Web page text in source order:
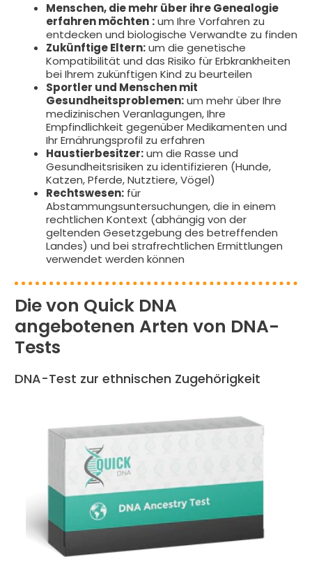
Menschen, die mehr über ihre Genealogie
erfahren möchten :um Ihre Vorfahren zu
entdecken und biologische Verwandte zu finden
Zukünftige Eltern:um die genetische
Kompatibilität und das Risiko für Erbkrankheiten
bei Ihrem zukünftigen Kind zu beurteilen
Sportler und Menschen mit
Gesundheitsproblemen:um mehr über Ihre
medizinischen Veranlagungen, Ihre
Empfindlichkeit gegenüber Medikamenten und
Ihr Ernährungsprofil zu erfahren
Haustierbesitzer:um die Rasse und
Gesundheitsrisiken zu identifizieren (Hunde,
Katzen, Pferde, Nutztiere, Vögel)
Rechtswesen: für
Abstammungsuntersuchungen, die in einem
rechtlichen Kontext (abhängig von der
geltenden Gesetzgebung des betreffenden
Landes) und bei strafrechtlichen Ermittlungen
verwendet werden können
Die von Quick DNA
angebotenen Arten von DNA-
Tests
DNA-Test zur ethnischen Zugehörigkeit